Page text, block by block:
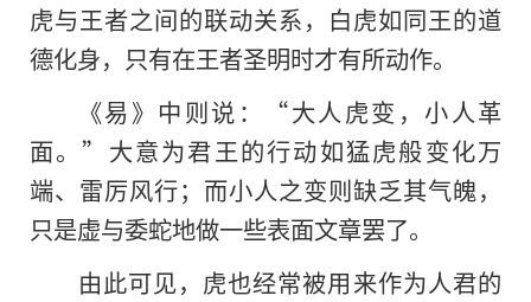
虎与王者之间的联动关系，白虎如同王的道
德化身，只有在王者圣明时才有所动作。
《易》中则说：“大人虎变，小人革
面。”大意为君王的行动如猛虎般变化万
端、雷厉风行；而小人之变则缺乏其气魄，
只是虚与委蛇地做一些表面文章罢了。
由此可见，虎也经常被用来作为人君的